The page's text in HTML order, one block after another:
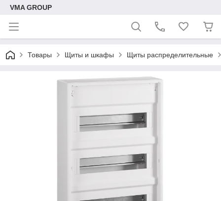
VMA GROUP
Товары Щиты и шкафы Щиты распределительные